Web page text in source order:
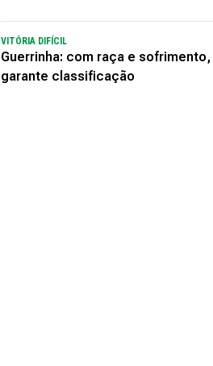
VITÓRIA DIFÍCIL
Guerrinha: com raça e sofrimento,
garante classificação